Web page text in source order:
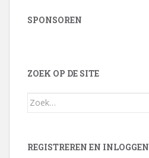
SPONSOREN
ZOEK OP DE SITE
Zoek
REGISTREREN EN INLOGGEN